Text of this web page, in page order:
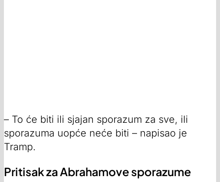
– To će biti ili sjajan sporazum za sve, ili
sporazuma uopće neće biti – napisao je
Tramp.
Pritisak za Abrahamove sporazume